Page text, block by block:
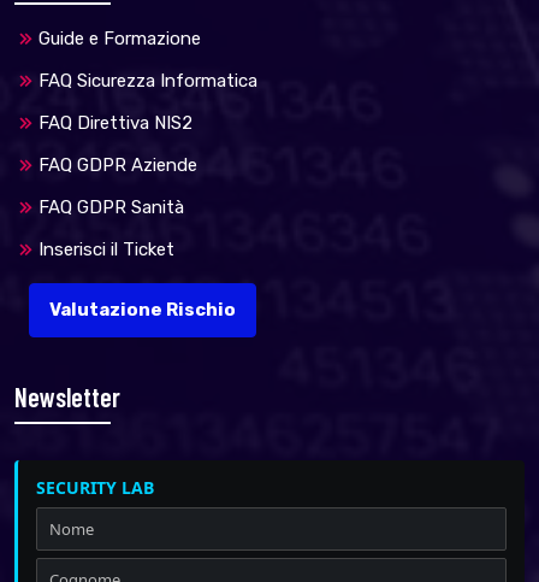
Guide e Formazione
FAQ Sicurezza Informatica
FAQ Direttiva NIS2
FAQ GDPR Aziende
FAQ GDPR Sanità
Inserisci il Ticket
Valutazione Rischio
Newsletter
SECURITY LAB